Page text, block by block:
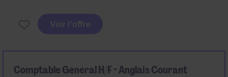
poste basé sur le secteur d'Haubourdin nécessite
des compétences solides en comptabilité.
Voir l'offre
Comptable Général H/F - Anglais Courant